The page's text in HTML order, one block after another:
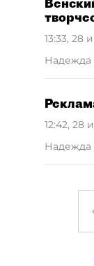
13:33, 28
Надежда
12:42, 28
Надежда